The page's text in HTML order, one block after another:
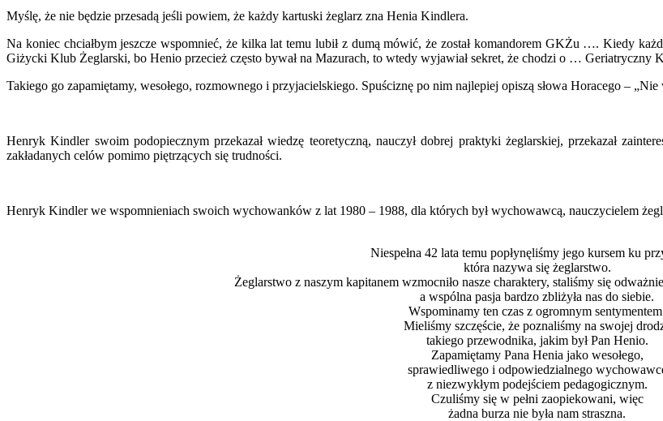
Myślę, że nie będzie przesadą jeśli powiem, że każdy kartuski żeglarz zna Henia Kindlera.
Na koniec chciałbym jeszcze wspomnieć, że kilka lat temu lubił z dumą mówić, że został komandorem GKŻu …. Kiedy
Giżycki Klub Żeglarski, bo Henio przecież często bywał na Mazurach, to wtedy wyjawiał sekret, że chodzi o … Geriatryczny
Takiego go zapamiętamy, wesołego, rozmownego i przyjacielskiego. Spuściznę po nim najlepiej opiszą słowa Horacego – „Nie
Henryk Kindler swoim podopiecznym przekazał wiedzę teoretyczną, nauczył dobrej praktyki żeglarskiej, przekazał
zakładanych celów pomimo piętrzących się trudności.
Henryk Kindler we wspomnieniach swoich wychowanków z lat 1980 – 1988, dla których był wychowawcą, nauczycielem
Niespełna 42 lata temu popłynęliśmy jego kursem ku
która nazywa się żeglarstwo.
Żeglarstwo z naszym kapitanem wzmocniło nasze charaktery, staliśmy się
a wspólna pasja bardzo zbliżyła nas do siebie.
Wspominamy ten czas z ogromnym
Mieliśmy szczęście, że poznaliśmy na swojej
takiego przewodnika, jakim był Pan Henio.
Zapamiętamy Pana Henia jako wesołego,
sprawiedliwego i odpowiedzialnego
z niezwykłym podejściem pedagogicznym.
Czuliśmy się w pełni zaopiekowani, więc
żadna burza nie była nam straszna.